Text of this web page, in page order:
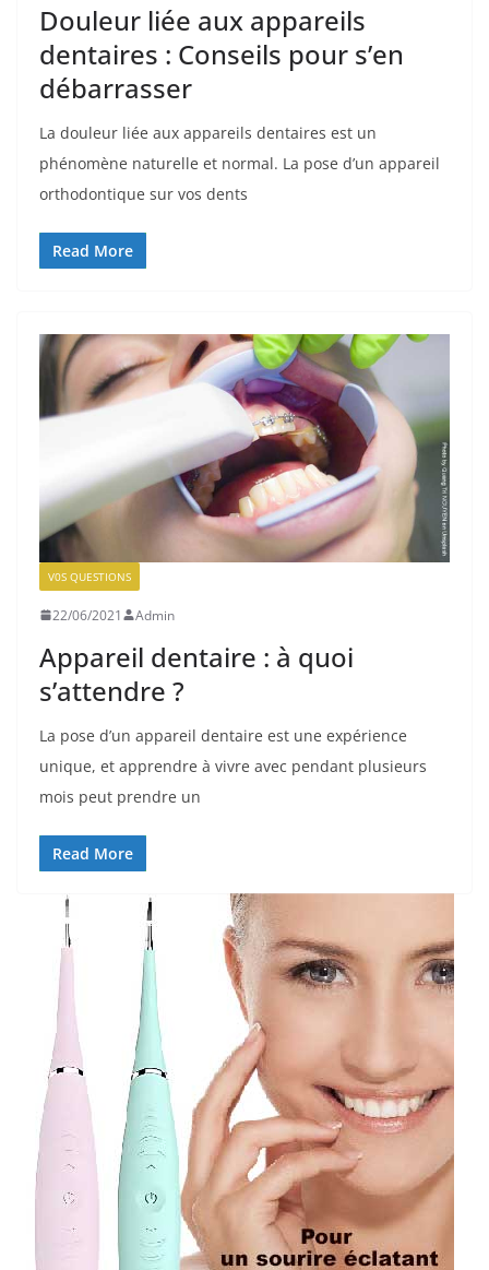
Douleur liée aux appareils
dentaires : Conseils pour s’en
débarrasser
La douleur liée aux appareils dentaires est un
phénomène naturelle et normal. La pose d’un appareil
orthodontique sur vos dents
Read More
V0S QUESTIONS
22/06/2021 Admin
Appareil dentaire : à quoi
s’attendre ?
La pose d’un appareil dentaire est une expérience
unique, et apprendre à vivre avec pendant plusieurs
mois peut prendre un
Read More